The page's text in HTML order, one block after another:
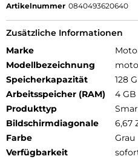
Artikelnummer 0840493620640
Zusätzliche Informationen
Marke
Modellbezeichnung
Speicherkapazität
128
Arbeitsspeicher (RAM)
4 GB
Produkttyp
Bildschirmdiagonale
6,67
Farbe
Grau
Verfügbarkeit